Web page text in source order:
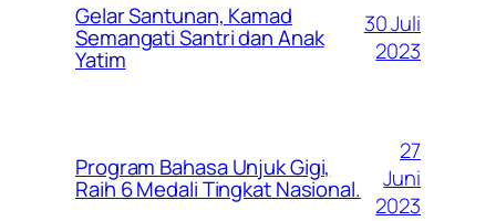
Gelar Santunan, Kamad
Semangati Santri dan Anak
Yatim
30 Juli
2023
Program Bahasa Unjuk Gigi,
Raih 6 Medali Tingkat Nasional.
27
Juni
2023